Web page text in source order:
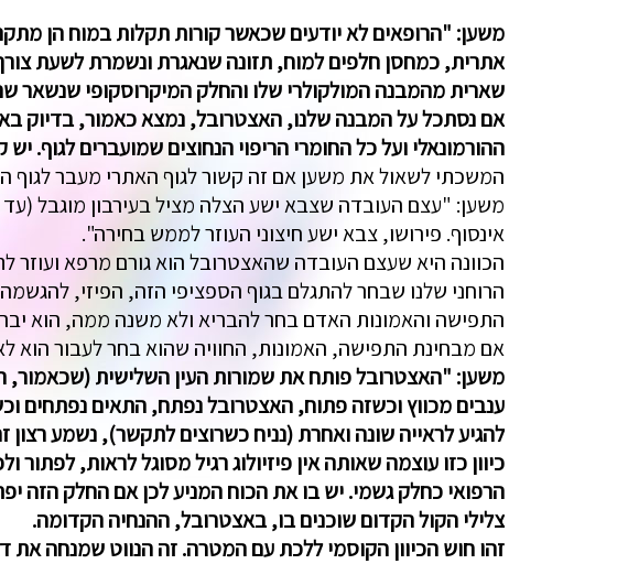
משען: "הרופאים לא יודעים שכאשר קורות תקלות במוח הן
אתרית, כמחסן חלפים למוח, תזונה שנאגרת ונשמרת לשעת
שארית מהמבנה המולקולרי שלו והחלק המיקרוסקופי שנשאר
אם נסתכל על המבנה שלנו, האצטרובל, נמצא כאמור, בדיוק
ההורמונאלי ועל כל החומרי הריפוי הנחוצים שמועברים לגוף. יש
המשכתי לשאול את משען אם זה קשור לגוף האתרי מעבר לגוף
משען: "עצם העובדה שצבא ישע הצלה מציל בעירבון מוגבל (עד
אינסוף. פירושו, צבא ישע חיצוני העוזר לממש בחירה".
הכוונה היא שעצם העובדה שהאצטרובל הוא גורם מרפא ועוזר
הרוחני שלנו שבחר להתגלם בגוף הספציפי הזה, הפיזי,
התפישה והאמונות האדם בחר להבריא ולא משנה ממה, הוא
אם מבחינת התפישה, האמונות, החוויה שהוא בחר לעבור הוא
משען: "האצטרובל פותח את שמורות העין השלישית (שכאמור,
ענבים מכווץ וכשזה פתוח, האצטרובל נפתח, התאים נפתחים
להגיע לראייה שונה ואחרת (נניח כשרוצים לתקשר), נשמע
כיוון כזו עוצמה שאותה אין פיזיולוג רגיל מסוגל לראות,
הרפואי כחלק גשמי. יש בו את הכוח המניע לכן אם החלק הזה
צלילי הקול הקדום שוכנים בו, באצטרובל, ההנחיה הקדומה.
זהו חוש הכיוון הקוסמי ללכת עם המטרה. זה הנווט שמנחה